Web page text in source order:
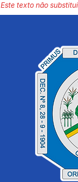
Este texto não